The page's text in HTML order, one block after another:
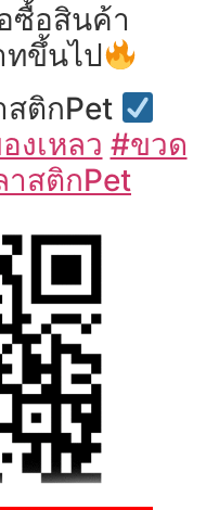
ซื้อสินค้า
ทขึ้นไป
สติกPet
เหลว #ขวด
สติกPet